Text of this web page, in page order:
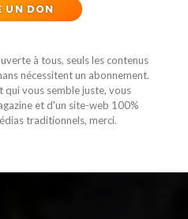
UN DON
à tous, seuls les contenus
nécessitent un abonnement.
qui vous semble juste, vous
et d'un site-web 100%
traditionnels, merci.